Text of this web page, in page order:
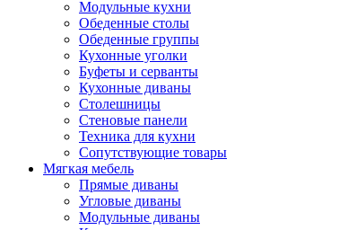
Модульные кухни
Обеденные столы
Обеденные группы
Кухонные уголки
Буфеты и серванты
Кухонные диваны
Столешницы
Стеновые панели
Техника для кухни
Сопутствующие товары
Мягкая мебель
Прямые диваны
Угловые диваны
Модульные диваны